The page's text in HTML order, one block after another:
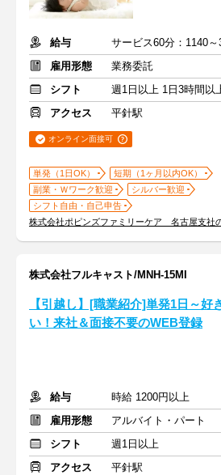
給与
雇用形態
業務委託
シフト
週1日以上 1日3時間以
アクセス
平針駅
オンライン面接可
単発（1日OK）
短期（1ヶ月以内OK）
副業・Ｗワーク歓迎
シルバー歓迎
シフト自由・自己申告
株式会社ポピンズファミリーケア 名古屋支社
株式会社フルキャスト/MNH-15MI
【引越し】[職業紹介]単発1日～
い！来社＆面接不要のWEB登録
給与
時給 1200円以上
雇用形態
アルバイト・パート
シフト
週1日以上
アクセス
平針駅